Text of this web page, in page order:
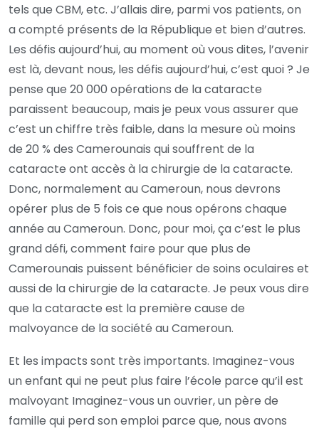
tels que CBM, etc. J’allais dire, parmi vos patients, on
a compté présents de la République et bien d’autres.
Les défis aujourd’hui, au moment où vous dites, l’avenir
est là, devant nous, les défis aujourd’hui, c’est quoi ? Je
pense que 20 000 opérations de la cataracte
paraissent beaucoup, mais je peux vous assurer que
c’est un chiffre très faible, dans la mesure où moins
de 20 % des Camerounais qui souffrent de la
cataracte ont accès à la chirurgie de la cataracte.
Donc, normalement au Cameroun, nous devrons
opérer plus de 5 fois ce que nous opérons chaque
année au Cameroun. Donc, pour moi, ça c’est le plus
grand défi, comment faire pour que plus de
Camerounais puissent bénéficier de soins oculaires et
aussi de la chirurgie de la cataracte. Je peux vous dire
que la cataracte est la première cause de
malvoyance de la société au Cameroun.
Et les impacts sont très importants. Imaginez-vous
un enfant qui ne peut plus faire l’école parce qu’il est
malvoyant Imaginez-vous un ouvrier, un père de
famille qui perd son emploi parce que, nous avons